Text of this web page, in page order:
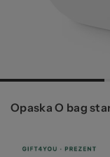
Opaska O bag